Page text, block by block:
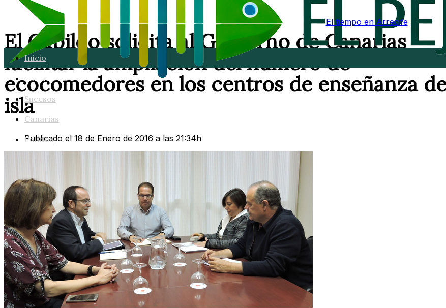
El tiempo en Arrecife
Inicio
Lanzarote
Sucesos
Canarias
Política
El Cabildo solicita al Gobierno de Canarias
facilitar la ampliación del número de
ecocomedores en los centros de enseñanza
isla
Publicado el 18 de Enero de 2016 a las 21:34h